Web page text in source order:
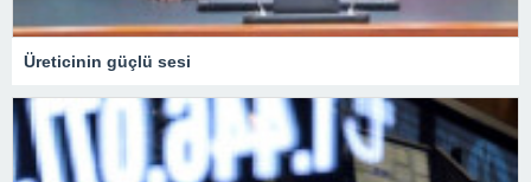
Üreticinin güçlü sesi